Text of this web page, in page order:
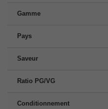
Gamme
Pays
Saveur
Ratio PG/VG
Conditionnement